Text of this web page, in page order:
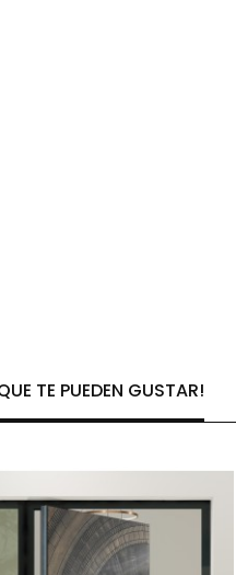
TE PUEDEN GUSTAR!